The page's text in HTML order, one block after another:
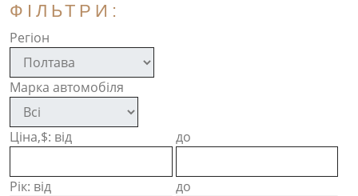
ФІЛЬТРИ:
Регіон
Марка автомобіля
Ціна,$: від до
Рік: від до